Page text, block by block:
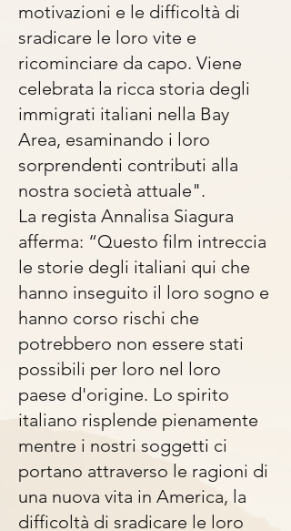
motivazioni e le difficoltà di
sradicare le loro vite e
ricominciare da capo. Viene
celebrata la ricca storia degli
immigrati italiani nella Bay
Area, esaminando i loro
sorprendenti contributi alla
nostra società attuale".
La regista Annalisa Siagura
afferma: “Questo film intreccia
le storie degli italiani qui che
hanno inseguito il loro sogno e
hanno corso rischi che
potrebbero non essere stati
possibili per loro nel loro
paese d'origine. Lo spirito
italiano risplende pienamente
mentre i nostri soggetti ci
portano attraverso le ragioni di
una nuova vita in America, la
difficoltà di sradicare le loro